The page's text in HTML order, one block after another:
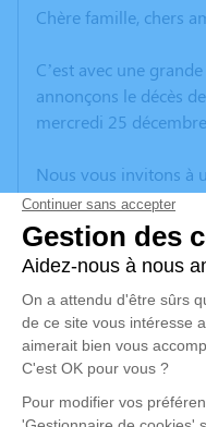
Chère famille, chers
C’est avec une
annonçons le décès
mercredi 25
Nous vous invitons à
vos condoléances,
anecdote ou exprimer
poèmes ou des
d'expression dédié à
HAGOBIAN.
Un service de
disponible ici.